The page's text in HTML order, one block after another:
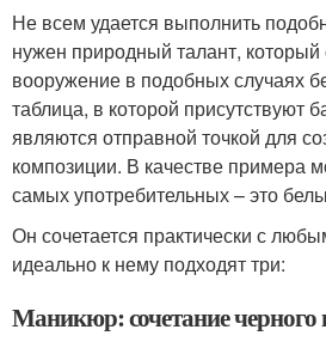
Не всем удается выполнить
нужен природный талант, который
вооружение в подобных случаях
таблица, в которой
являются отправной точкой для
композиции. В качестве примера
самых употребительных – это
Он сочетается практически с
идеально к нему подходят три:
Маникюр: сочетание черного